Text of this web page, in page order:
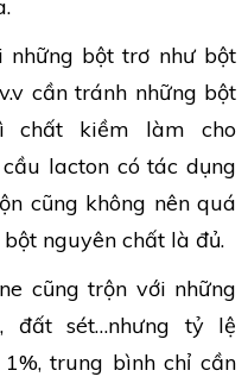
những bột trơ như bột
cần tránh những bột
chất kiềm làm cho
lacton có tác dụng
cũng không nên quá
nguyên chất là đủ.
cũng trộn với những
đất sét…nhưng tỷ lệ
trung bình chỉ cần